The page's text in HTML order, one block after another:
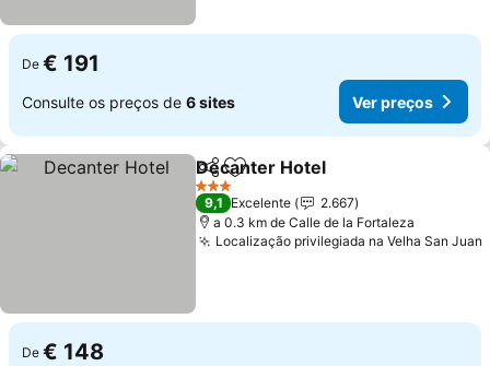
De € 191
Consulte os preços de 6 sites Ver preços
PartilharAdicionar aos favoritos
Decanter Hotel
3 Estrelas
9,1 Excelente
2.667
a 0.3 km de Calle de la Fortaleza
Localização privilegiada na Velha San Juan
De € 148